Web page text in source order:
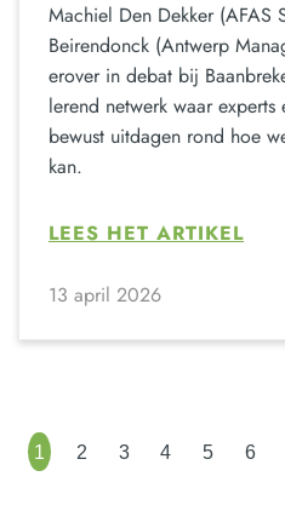
Machiel Den Dekker (AFAS
Beirendonck (Antwerp
erover in debat bij
lerend netwerk waar experts
bewust uitdagen rond hoe
kan.
LEES HET ARTIKEL
13 april 2026
1 2 3 4 5 6